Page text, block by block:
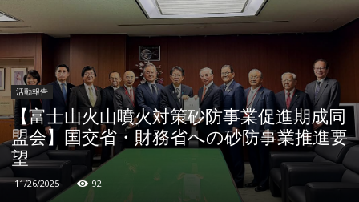
活動報告
【富士山火山噴火対策砂防事業促進期成同
盟会】国交省・財務省への砂防事業推進要
望
11/26/2025 92